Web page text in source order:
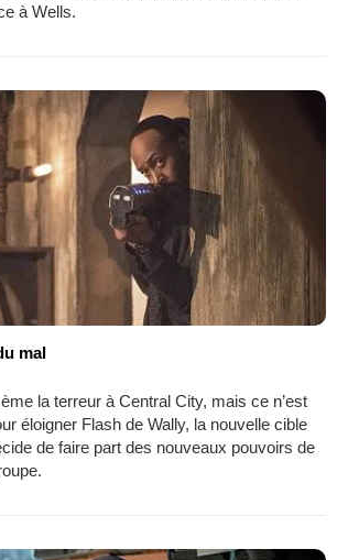
à Wells.
mal
la terreur à Central City, mais ce n’est
éloigner Flash de Wally, la nouvelle cible
de faire part des nouveaux pouvoirs de